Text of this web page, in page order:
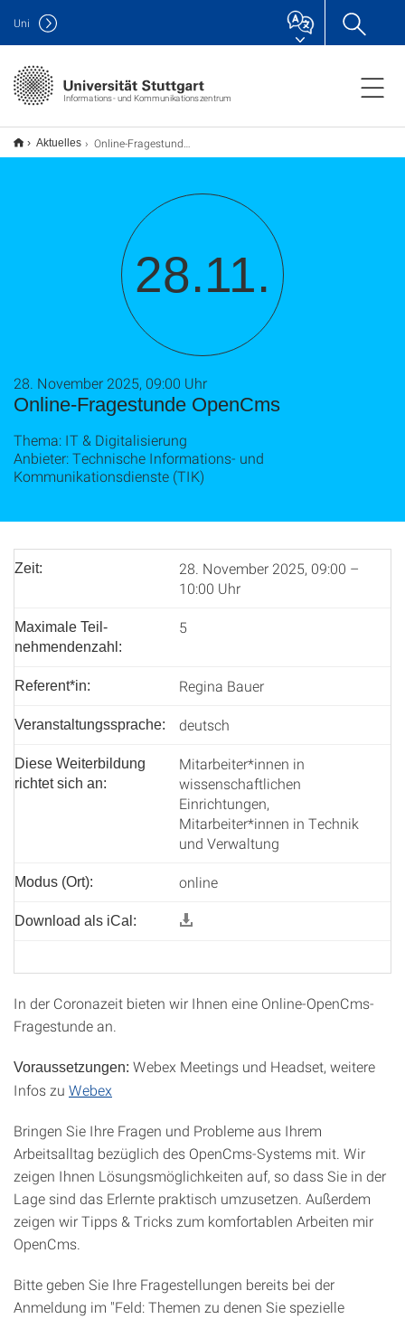
Informations- und Kommunikationszentrum
Uni
Aktuelles Online-Fragestunde OpenCms
28.11.
Online-Fragestunde OpenCms
28. November 2025, 09:00 Uhr
Thema: IT & Digitalisierung
Anbieter: Technische Informations- und
Kommunikationsdienste (TIK)
Zeit:
28. November 2025, 09:00 –
10:00 Uhr
Maximale Teil­
nehmenden­zahl:
5
Referent*in: Regina Bauer
Veranstaltungssprache: deutsch
Diese Weiterbildung
richtet sich an:
Mitarbeiter*innen in
wissenschaftlichen
Einrichtungen,
Mitarbeiter*innen in Technik
und Verwaltung
Modus (Ort): online
Download als iCal:
In der Coronazeit bieten wir Ihnen eine Online-OpenCms-
Fragestunde an.
Voraussetzungen: Webex Meetings und Headset, weitere
Infos zu Webex
Bringen Sie Ihre Fragen und Probleme aus Ihrem
Arbeitsalltag bezüglich des OpenCms-Systems mit. Wir
zeigen Ihnen Lösungsmöglichkeiten auf, so dass Sie in der
Lage sind das Erlernte praktisch umzusetzen. Außerdem
zeigen wir Tipps & Tricks zum komfortablen Arbeiten mir
OpenCms.
Bitte geben Sie Ihre Fragestellungen bereits bei der
Anmeldung im "Feld: Themen zu denen Sie spezielle